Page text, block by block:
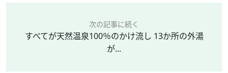
次の記事に続く
すべてが天然温泉100％のかけ流し 13か所の外湯
が...